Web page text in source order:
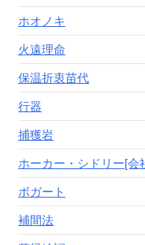
ホオノキ
火遠理命
保温折衷苗代
行器
捕獲岩
ホーカー・シドリー[会
ボガート
補間法